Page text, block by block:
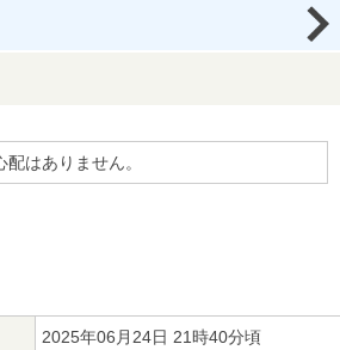
はありません。
2025年06月24日 21時40分頃